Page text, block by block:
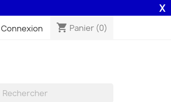
la Poste . X
Connexion shopping_cart Panier (0)